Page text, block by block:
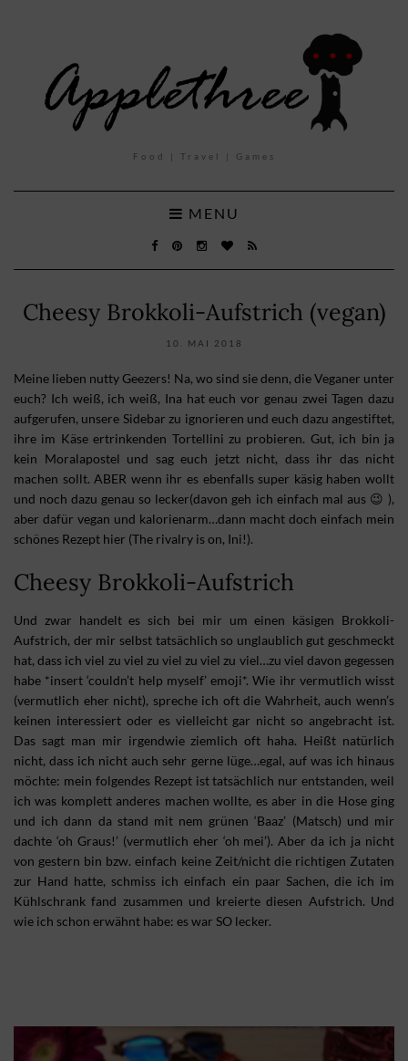
Food | Travel | Games
MENU
Cheesy Brokkoli-Aufstrich (vegan)
10. MAI 2018
Meine lieben nutty Geezers! Na, wo sind sie denn, die Veganer unter
euch? Ich weiß, ich weiß, Ina hat euch vor genau zwei Tagen dazu
aufgerufen, unsere Sidebar zu ignorieren und euch dazu angestiftet,
ihre im Käse ertrinkenden Tortellini zu probieren. Gut, ich bin ja
kein Moralapostel und sag euch jetzt nicht, dass ihr das nicht
machen sollt. ABER wenn ihr es ebenfalls super käsig haben wollt
und noch dazu genau so lecker(davon geh ich einfach mal aus 😉 ),
aber dafür vegan und kalorienarm…dann macht doch einfach mein
schönes Rezept hier (The rivalry is on, Ini!).
Cheesy Brokkoli-Aufstrich
Und zwar handelt es sich bei mir um einen käsigen Brokkoli-
Aufstrich, der mir selbst tatsächlich so unglaublich gut geschmeckt
hat, dass ich viel zu viel zu viel zu viel zu viel…zu viel davon gegessen
habe *insert ‘couldn’t help myself’ emoji*. Wie ihr vermutlich wisst
(vermutlich eher nicht), spreche ich oft die Wahrheit, auch wenn’s
keinen interessiert oder es vielleicht gar nicht so angebracht ist.
Das sagt man mir irgendwie ziemlich oft haha. Heißt natürlich
nicht, dass ich nicht auch sehr gerne lüge…egal, auf was ich hinaus
möchte: mein folgendes Rezept ist tatsächlich nur entstanden, weil
ich was komplett anderes machen wollte, es aber in die Hose ging
und ich dann da stand mit nem grünen ‘Baaz’ (Matsch) und mir
dachte ‘oh Graus!’ (vermutlich eher ‘oh mei’). Aber da ich ja nicht
von gestern bin bzw. einfach keine Zeit/nicht die richtigen Zutaten
zur Hand hatte, schmiss ich einfach ein paar Sachen, die ich im
Kühlschrank fand zusammen und kreierte diesen Aufstrich. Und
wie ich schon erwähnt habe: es war SO lecker.